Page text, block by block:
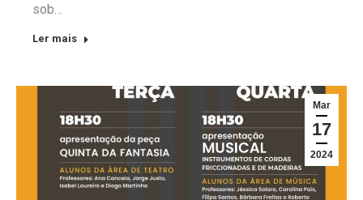
sob…
Ler mais
Mar
17
2024